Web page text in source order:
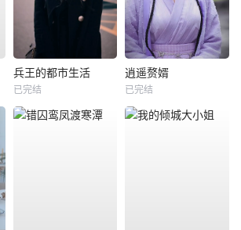
兵王的都市生活
已完结
逍遥赘婿
已完结